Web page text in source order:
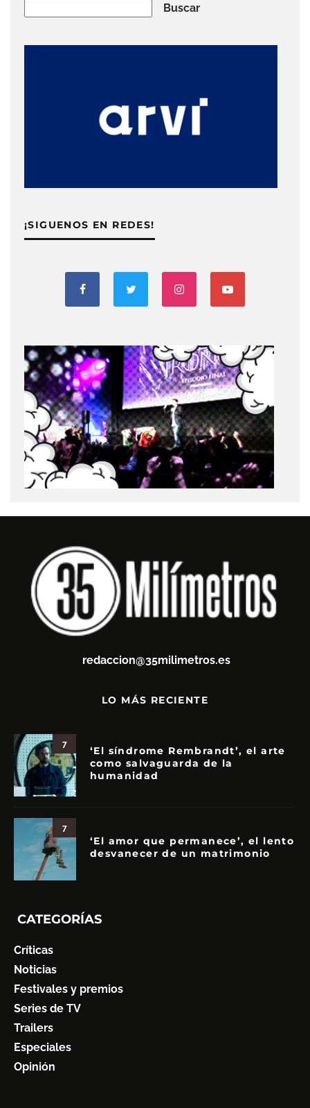
Buscar
¡SIGUENOS EN REDES!
redaccion@35milimetros.es
LO MÁS RECIENTE
7
‘El síndrome Rembrandt’, el arte
como salvaguarda de la
humanidad
7
‘El amor que permanece’, el lento
desvanecer de un matrimonio
CATEGORÍAS
Críticas
Noticias
Festivales y premios
Series de TV
Trailers
Especiales
Opinión